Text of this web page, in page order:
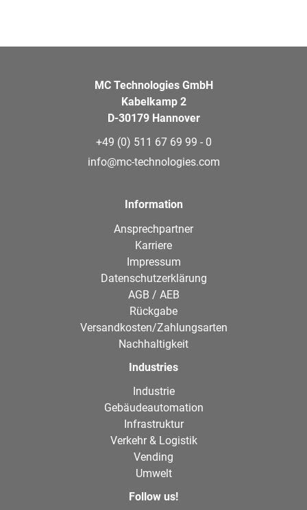
MC Technologies GmbH
Kabelkamp 2
D-30179 Hannover
+49 (0) 511 67 69 99 - 0
info@mc-technologies.com
Information
Ansprechpartner
Karriere
Impressum
Datenschutzerklärung
AGB / AEB
Rückgabe
Versandkosten/Zahlungsarten
Nachhaltigkeit
Industries
Industrie
Gebäudeautomation
Infrastruktur
Verkehr & Logistik
Vending
Umwelt
Follow us!